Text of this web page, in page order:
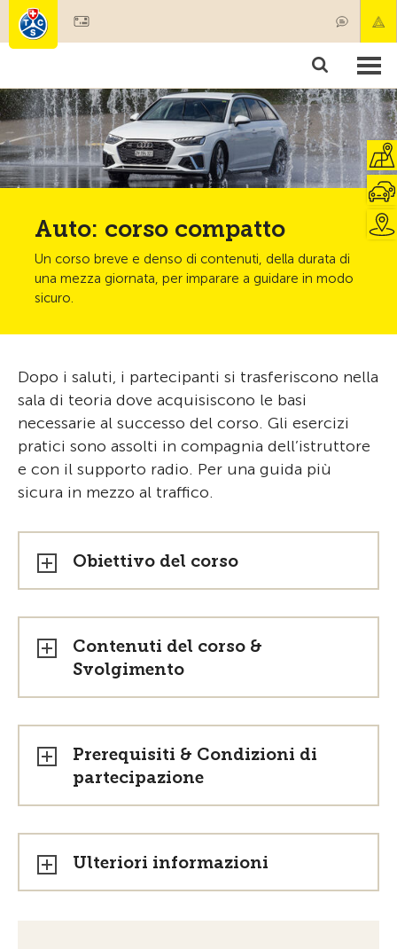
Societariato & prestazioni
Test, sicurezza & salute
Auto: corso compatto
Un corso breve e denso di contenuti, della durata di
una mezza giornata, per imparare a guidare in modo
sicuro.
Dopo i saluti, i partecipanti si trasferiscono nella
sala di teoria dove acquisiscono le basi
necessarie al successo del corso. Gli esercizi
pratici sono assolti in compagnia dell’istruttore
e con il supporto radio. Per una guida più
sicura in mezzo al traffico.
Obiettivo del corso
Contenuti del corso &
Svolgimento
Prerequisiti & Condizioni di
partecipazione
Ulteriori informazioni